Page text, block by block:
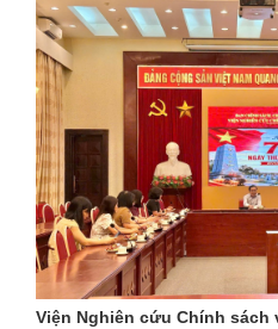
Viện Nghiên cứu Chính